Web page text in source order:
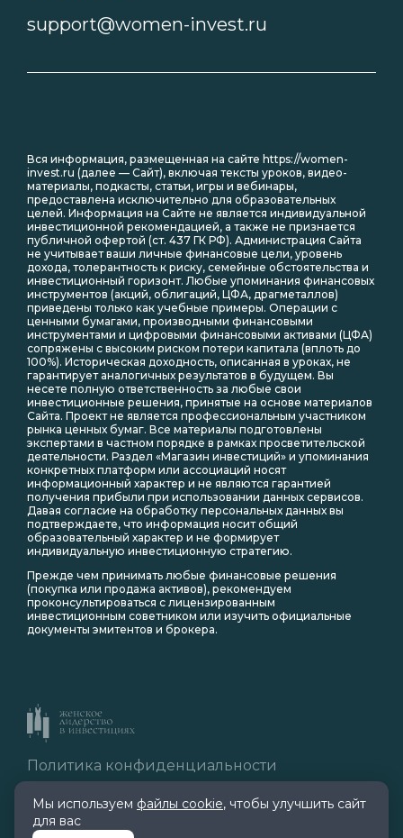
support@women-invest.ru
Вся информация, размещенная на сайте https://women-
invest.ru (далее — Сайт), включая тексты уроков, видео-
материалы, подкасты, статьи, игры и вебинары,
предоставлена исключительно для образовательных
целей. Информация на Сайте не является индивидуальной
инвестиционной рекомендацией, а также не признается
публичной офертой (ст. 437 ГК РФ). Администрация Сайта
не учитывает ваши личные финансовые цели, уровень
дохода, толерантность к риску, семейные обстоятельства и
инвестиционный горизонт. Любые упоминания финансовых
инструментов (акций, облигаций, ЦФА, драгметаллов)
приведены только как учебные примеры. Операции с
ценными бумагами, производными финансовыми
инструментами и цифровыми финансовыми активами (ЦФА)
сопряжены с высоким риском потери капитала (вплоть до
100%). Историческая доходность, описанная в уроках, не
гарантирует аналогичных результатов в будущем. Вы
несете полную ответственность за любые свои
инвестиционные решения, принятые на основе материалов
Сайта. Проект не является профессиональным участником
рынка ценных бумаг. Все материалы подготовлены
экспертами в частном порядке в рамках просветительской
деятельности. Раздел «Магазин инвестиций» и упоминания
конкретных платформ или ассоциаций носят
информационный характер и не являются гарантией
получения прибыли при использовании данных сервисов.
Давая согласие на обработку персональных данных вы
подтверждаете, что информация носит общий
образовательный характер и не формирует
индивидуальную инвестиционную стратегию.
Прежде чем принимать любые финансовые решения
(покупка или продажа активов), рекомендуем
проконсультироваться с лицензированным
инвестиционным советником или изучить официальные
документы эмитентов и брокера.
Политика конфиденциальности
Правила обработки cookie
© 2026 Все права защищены.
Мы используем файлы cookie, чтобы улучшить сайт
для вас